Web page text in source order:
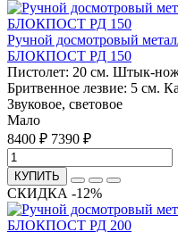
Ручной досмотровый
БЛОКПОСТ РД 150
Пистолет: 20 см. Штык-
Бритвенное лезвие: 5 см.
Звуковое, световое
Мало
8400 ₽ 7390 ₽
КУПИТЬ
СКИДКА -12%